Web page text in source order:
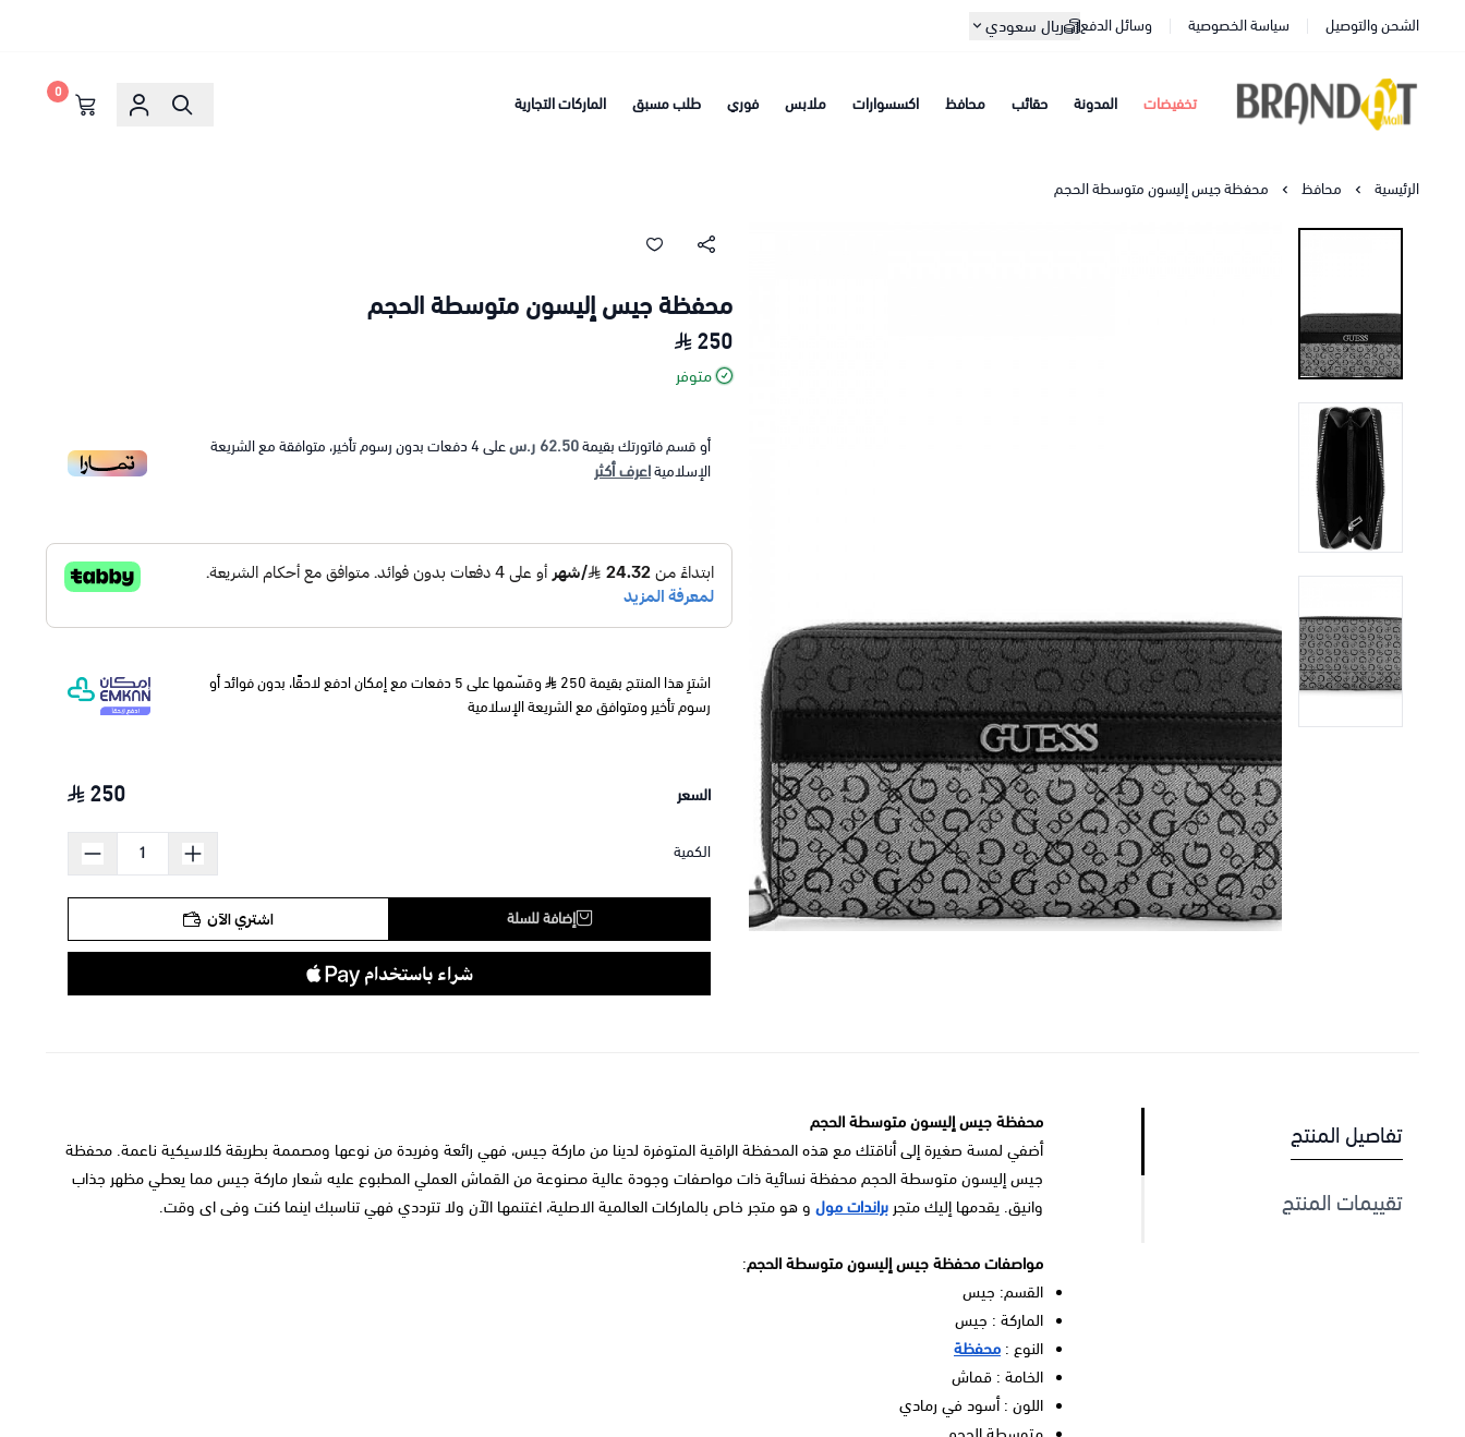
الشحن والتوصيل سياسة الخصوصية وسائل الدفع ريال سعودي
براندات مول تخفيضات المدونة حقائب محافظ اكسسوارات ملابس فوري طلب مسبق الماركات التجارية
0
الرئيسية محافظ محفظة جيس إليسون متوسطة الحجم
محفظة جيس إليسون متوسطة الحجم
250
متوفر
أو قسم فاتورتك بقيمة62.50 ر.س على4دفعات بدون رسوم تأخير، متوافقة مع الشريعة
الإسلاميةاعرف أكثر
اشترِ هذا المنتج بقيمة 250
وقسّمها على 5 دفعات مع إمكان ادفع لاحقًا، بدون فوائد أو
رسوم تأخير ومتوافق مع الشريعة الإسلامية
السعر 250
الكمية
إضافة للسلة اشتري الآن
تفاصيل المنتج
تقييمات المنتج
محفظة جيس إليسون متوسطة الحجم
أضفي لمسة صغيرة إلى أناقتك مع هذه المحفظة الراقية المتوفرة لدينا من ماركة جيس، فهي رائعة وفريدة من نوعها ومصممة بطريقة كلاسيكية ناعمة. محفظة
جيس إليسون متوسطة الحجم محفظة نسائية ذات مواصفات وجودة عالية مصنوعة من القماش العملي المطبوع عليه شعار ماركة جيس مما يعطي مظهر جذاب
وانيق. يقدمها إليك متجر براندات مول و هو متجر خاص بالماركات العالمية الاصلية، اغتنمها الآن ولا تترددي فهي تناسبك اينما كنت وفى اى وقت.
مواصفات محفظة جيس إليسون متوسطة الحجم:
القسم: جيس
الماركة : جيس
النوع : محفظة
الخامة : قماش
اللون : أسود في رمادي